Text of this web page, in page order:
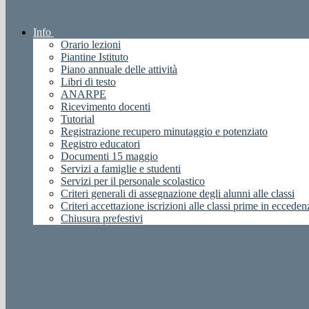
Info
Orario lezioni
Piantine Istituto
Piano annuale delle attività
Libri di testo
ANARPE
Ricevimento docenti
Tutorial
Registrazione recupero minutaggio e potenziato
Registro educatori
Documenti 15 maggio
Servizi a famiglie e studenti
Servizi per il personale scolastico
Criteri generali di assegnazione degli alunni alle classi
Criteri accettazione iscrizioni alle classi prime in
Chiusura prefestivi